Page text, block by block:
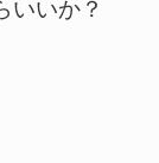
いいか？